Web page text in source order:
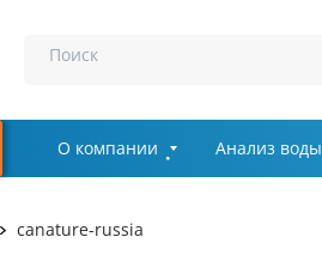
Поиск
О компании Анализ воды
canature-russia